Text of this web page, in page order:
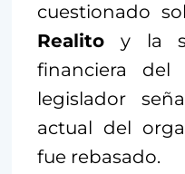
cuestionado
Realito y la
financiera del
legislador
actual del
fue rebasado.